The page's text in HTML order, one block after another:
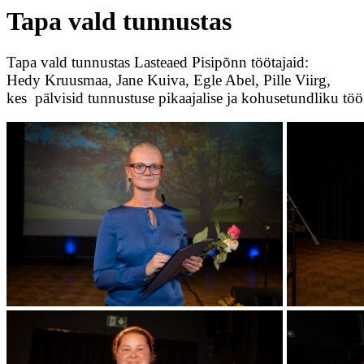
Tapa vald tunnustas
Tapa vald tunnustas Lasteaed Pisipõnn töötajaid:
Hedy Kruusmaa, Jane Kuiva, Egle Abel, Pille Viirg,
kes pälvisid tunnustuse pikaajalise ja kohusetundliku töö